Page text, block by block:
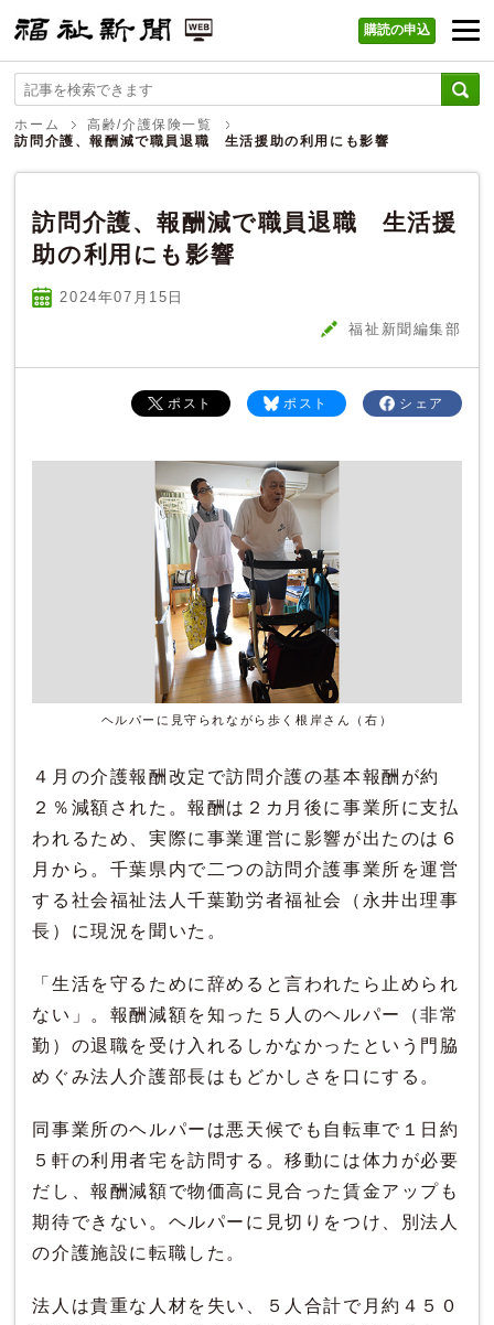
福祉新聞 WEB
購読の申込
ホーム
高齢/介護保険一覧
訪問介護、報酬減で職員退職 生活援助の利用にも影響
訪問介護、報酬減で職員退職 生活援
助の利用にも影響
2024年07 月 15 日
福祉新聞編集部
シェア
ポスト
ポスト
ヘルパーに見守られながら歩く根岸さん（右）
４月の介護報酬改定で訪問介護の基本報酬が約
２％減額された。報酬は２カ月後に事業所に支払
われるため、実際に事業運営に影響が出たのは６
月から。千葉県内で二つの訪問介護事業所を運営
する社会福祉法人千葉勤労者福祉会（永井出理事
長）に現況を聞いた。
「生活を守るために辞めると言われたら止められ
ない」。報酬減額を知った５人のヘルパー（非常
勤）の退職を受け入れるしかなかったという門脇
めぐみ法人介護部長はもどかしさを口にする。
同事業所のヘルパーは悪天候でも自転車で１日約
５軒の利用者宅を訪問する。移動には体力が必要
だし、報酬減額で物価高に見合った賃金アップも
期待できない。ヘルパーに見切りをつけ、別法人
の介護施設に転職した。
法人は貴重な人材を失い、５人合計で月約４５０